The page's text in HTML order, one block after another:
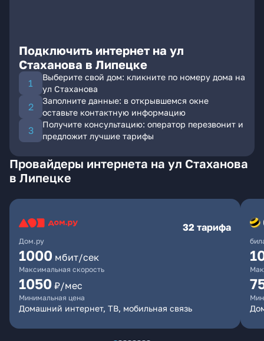
Подключить интернет на ул
Стаханова в Липецке
Выберите свой дом: кликните по номеру дома на
ул Стаханова
Заполните данные: в открывшемся окне
оставьте контактную информацию
Получите консультацию: оператор перезвонит и
предложит лучшие тарифы
Провайдеры интернета на ул Стаханова
в Липецке
Дом.ру
32 тарифа
1000 мбит/сек
Максимальная скорость
1050 ₽/мес
Минимальная цена
Домашний интернет, ТВ, мобильная связь